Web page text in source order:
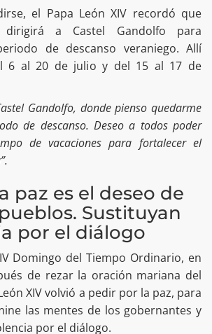
el Papa León XIV recordó que
a Castel Gandolfo para
de descanso veraniego. Allí
6 al 20 de julio y del 15 al 17 de
Gandolfo, donde pienso quedarme
de descanso. Deseo a todos poder
de vacaciones para fortalecer el
paz es el deseo de
Sustituyan
por el diálogo
Domingo del Tiempo Ordinario, en
de rezar la oración mariana del
XIV volvió a pedir por la paz, para
las mentes de los gobernantes y
por el diálogo.